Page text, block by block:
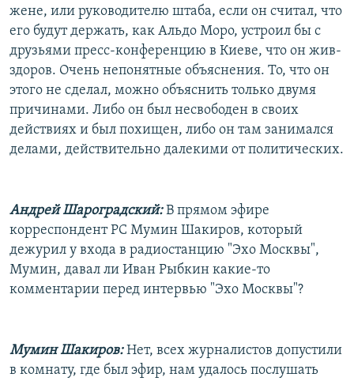
жене, или руководителю штаба, если он считал, что
его будут держать, как Альдо Моро, устроил бы с
друзьями пресс-конференцию в Киеве, что он жив-
здоров. Очень непонятные объяснения. То, что он
этого не сделал, можно объяснить только двумя
причинами. Либо он был несвободен в своих
действиях и был похищен, либо он там занимался
делами, действительно далекими от политических.
Андрей Шароградский:В прямом эфире
корреспондент РС Мумин Шакиров, который
дежурил у входа в радиостанцию "Эхо Москвы",
Мумин, давал ли Иван Рыбкин какие-то
комментарии перед интервью "Эхо Москвы"?
Мумин Шакиров:Нет, всех журналистов допустили
в комнату, где был эфир, нам удалось послушать